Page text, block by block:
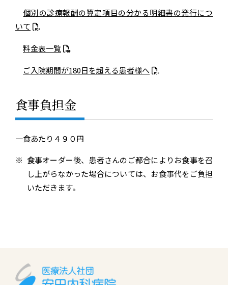
個別の診療報酬の算定項目の分かる明細書の発行につ
いて
料金表一覧
ご入院期間が180日を超える患者様へ
食事負担金
一食あたり４９０円
食事オーダー後、患者さんのご都合によりお食事を召
し上がらなかった場合については、お食事代をご負担
いただきます。